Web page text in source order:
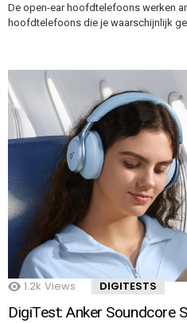
De open-ear hoofdtelefoons werken
hoofdtelefoons die je waarschijnlijk
1.2k Views DIGITESTS
DigiTest: Anker Soundcore